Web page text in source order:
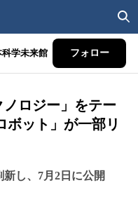
学未来館 フォロー
ノロジー」をテー
ボット」が一部リ
し、7月2日に公開